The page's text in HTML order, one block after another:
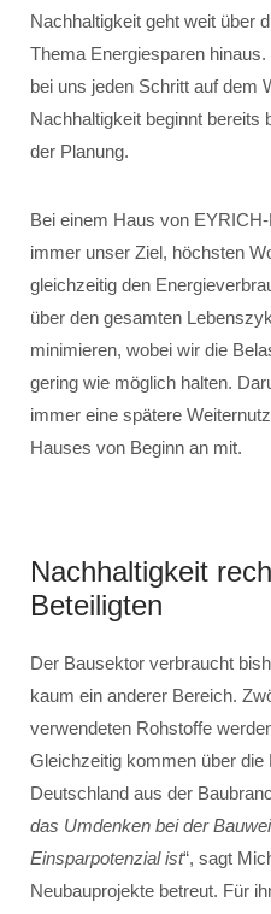
Nachhaltigkeit geht weit über
Thema Energiesparen
bei uns jeden Schritt auf dem
Nachhaltigkeit beginnt bereits
der Planung.
Bei einem Haus von
immer unser Ziel, höchsten
gleichzeitig den
über den gesamten
minimieren, wobei wir die
gering wie möglich halten.
immer eine spätere
Hauses von Beginn an mit.
Nachhaltigkeit
Beteiligten
Der Bausektor verbraucht
kaum ein anderer Bereich.
verwendeten Rohstoffe
Gleichzeitig kommen über die
Deutschland aus der
das Umdenken bei der
Einsparpotenzial ist“, sagt
Neubauprojekte betreut. Für